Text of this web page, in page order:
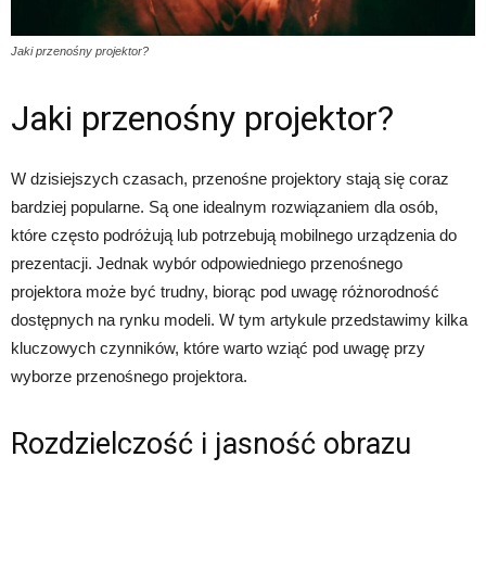
Jaki przenośny projektor?
Jaki przenośny projektor?
W dzisiejszych czasach, przenośne projektory stają się coraz
bardziej popularne. Są one idealnym rozwiązaniem dla osób,
które często podróżują lub potrzebują mobilnego urządzenia do
prezentacji. Jednak wybór odpowiedniego przenośnego
projektora może być trudny, biorąc pod uwagę różnorodność
dostępnych na rynku modeli. W tym artykule przedstawimy kilka
kluczowych czynników, które warto wziąć pod uwagę przy
wyborze przenośnego projektora.
Rozdzielczość i jasność obrazu